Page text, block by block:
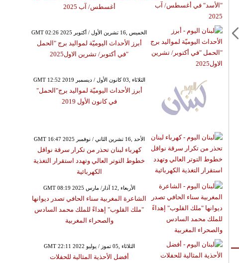
أغسطس/ آب 2025
GMT 02:26 2025 الخميس ,16 تشرين الأول / أكتوبر
أبرز الأحداث اليوميّة لمواليد برج "الحمل
"في أكتوبر/ تشرين الاول2025
GMT 12:52 2019 الثلاثاء ,03 كانون الأول / ديسمبر
أبرز الأحداث اليوميّة لمواليد برج"الحمل"
في كانون الأول 2019
GMT 16:47 2025 الأحد ,16 تشرين الثاني / نوفمبر
كهرباء لبنان تحذر من تكرار سرقة نواقل
خطوط التوتر العالي وتهدد استقرار التغذية
الكهربائية
GMT 08:19 2025 الأربعاء ,12 آذار/ مارس
الشاعرة المغربية سناء الحافي تصدر ديوانها
"ملك القلوب" إهداءً للملك محمد السادس
والصحراء المغربية
GMT 22:11 2022 الثلاثاء ,05 تموز / يوليو
أفضل الأحذية المثالية للحفلات